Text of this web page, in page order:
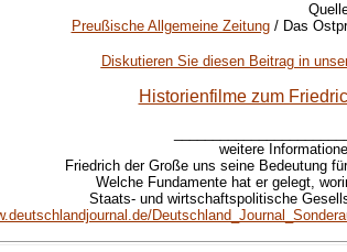
Preußische Allgemeine Zeitung/ Das
Diskutieren Sie diesen Beitrag in
Historienfilme zum
weitere
Friedrich der Große uns seine Bedeutung
Welche Fundamente hat er gelegt,
Staats- und wirtschaftspolitische